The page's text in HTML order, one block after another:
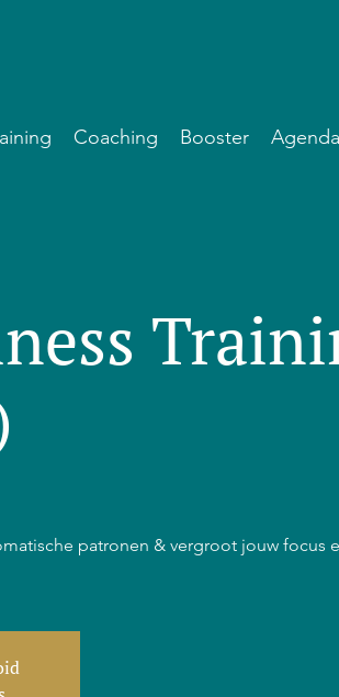
Coaching Booster Agenda
patronen & vergroot jouw focus